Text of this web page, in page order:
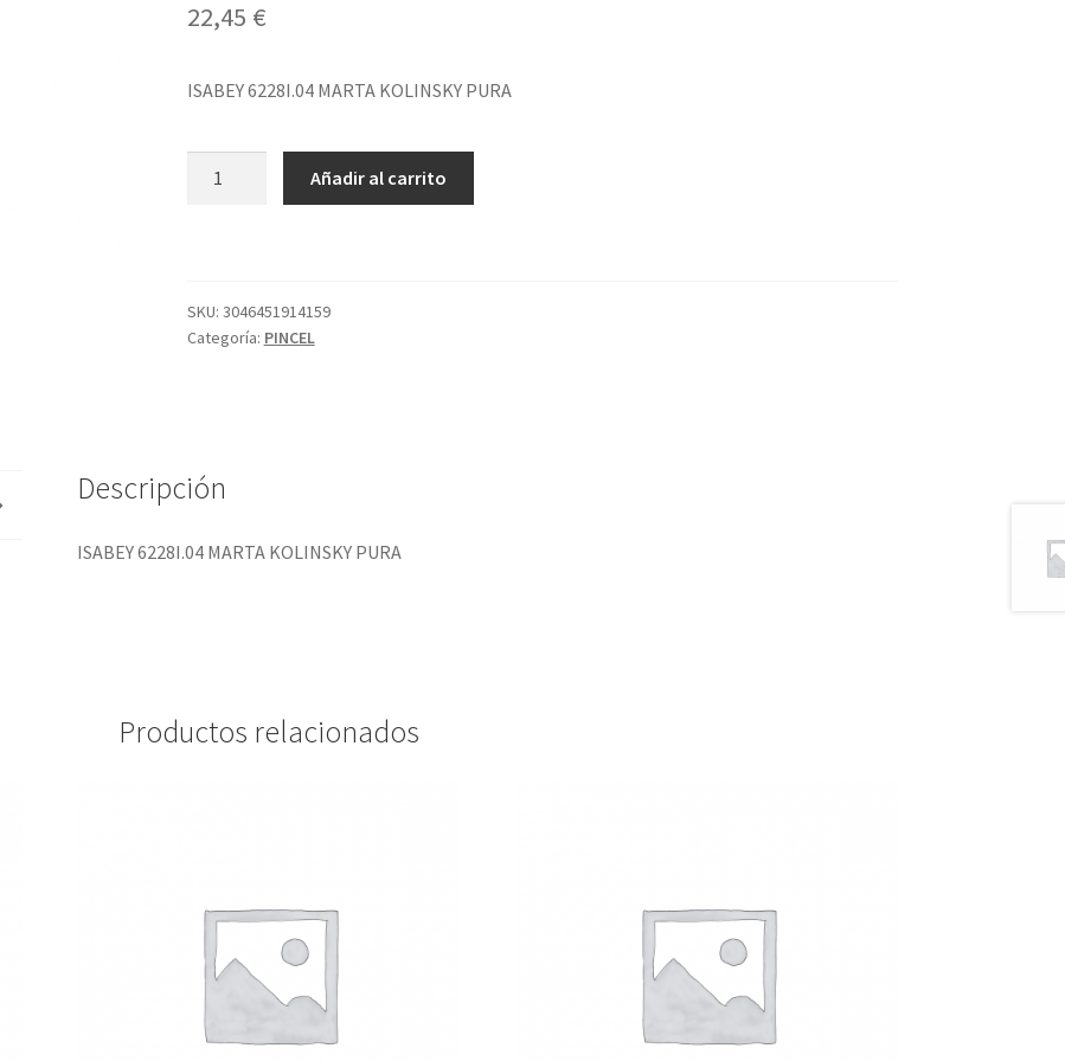
22,45 €
ISABEY 6228I.04 MARTA KOLINSKY PURA
cantidad
Añadir al carrito
SKU: 3046451914159
Categoría: PINCEL
Descripción
ISABEY 6228I.04 MARTA KOLINSKY PURA
Productos relacionados